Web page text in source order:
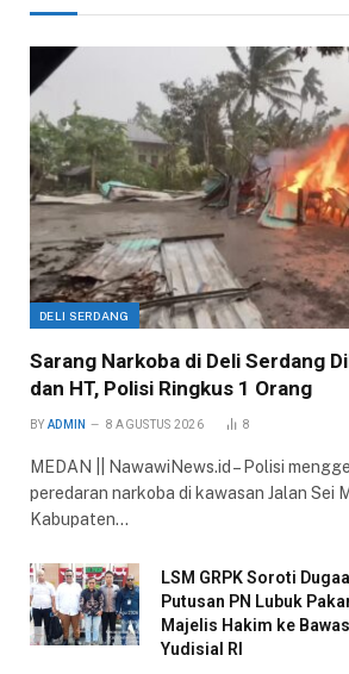
DELI SERDANG
Sarang Narkoba di Deli Serdang
dan HT, Polisi Ringkus 1 Orang
BY ADMIN 8 AGUSTUS 2026 8
MEDAN || NawawiNews.id – Polisi
peredaran narkoba di kawasan Jalan Sei
Kabupaten…
LSM GRPK Soroti
Putusan PN Lubuk
Majelis Hakim ke
Yudisial RI